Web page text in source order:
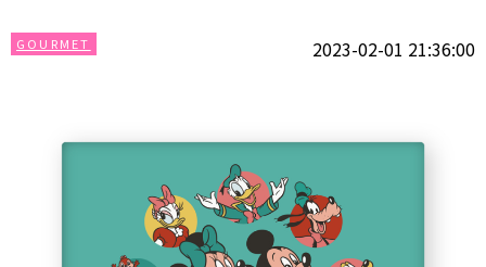
GOURMET 2023-02-01 21:36:00